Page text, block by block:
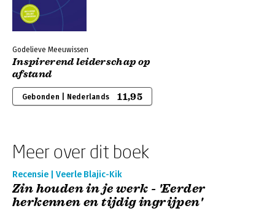
Godelieve Meeuwissen
Inspirerend leiderschap op
afstand
Gebonden | Nederlands 11,95
Meer over dit boek
Recensie | Veerle Blajic-Kik
Zin houden in je werk - 'Eerder
herkennen en tijdig ingrijpen'